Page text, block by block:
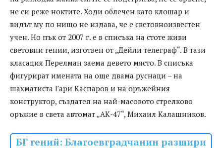
не си реже ноктите. Ходи облечен като клошар и
видът му по нищо не издава, че е световноизвестен
учен. Но пък от 2007 г. е в списъка на стоте живи
световни гении, изготвен от „Дейли телеграф“. В тази
класация Перелман заема девето място. В списъка
фигурират имената на още двама руснаци – на
шахматиста Гари Каспаров и на оръжейния
конструктор, създател на най-масовото стрелково
оръжие в света автомат „АК-47“, Михаил Калашников.
БГ гений: Благоевградчанин разшири